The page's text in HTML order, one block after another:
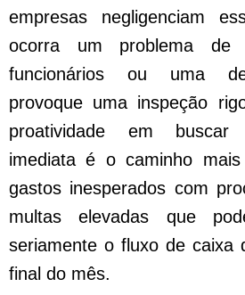
empresas negligenciam
ocorra um problema de
funcionários ou uma
provoque uma inspeção
proatividade em buscar
imediata é o caminho
gastos inesperados com
multas elevadas que
seriamente o fluxo de caixa
final do mês.